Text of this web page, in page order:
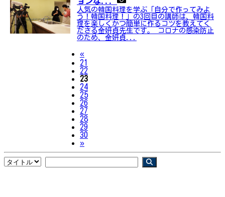
人気の韓国料理を学ぶ「自分で作ってみよ
う！韓国料理！」の3回目の講師は、韓国料
理を楽しくかつ簡単に作るコツを教えてく
ださる金妍貞先生です。 コロナの感染防止
のため、金妍貞...
«Previous
21
22
23
24
25
26
27
28
29
30
»Next